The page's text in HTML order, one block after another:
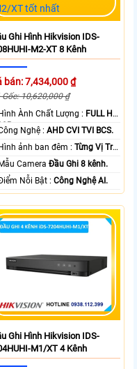
Ghi Hình Hikvision IDS-
M2-XT 8 Kênh
bán: 7,434,000 ₫
Gốc: 10,620,000 ₫
💯 Hình Ành Chất Lượng : FULL HD
.
🕉️ Công Nghệ :AHD CVI TVI BCS.
🌛 Hình ảnh ban đêm :Từng Vị Trí
.
🕉️ Mẫu CameraĐầu Ghi 8 kênh.
️🛃 Điểm Nỗi Bật :Công Nghệ AI.
Ghi Hình Hikvision IDS-
M1/XT 4 Kênh